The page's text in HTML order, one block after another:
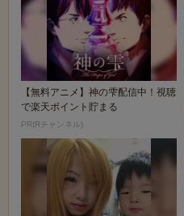
【無料アニメ】神の雫配信中！視聴
で楽天ポイント貯まる
PR(Rチャンネル)